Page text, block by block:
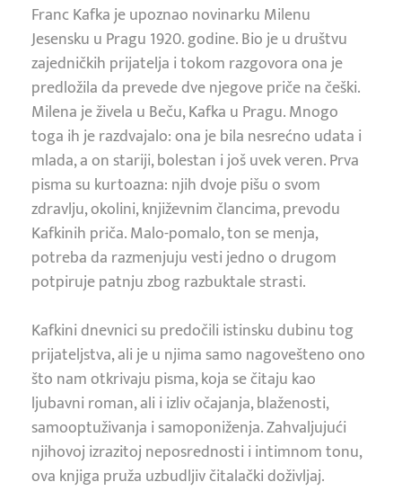
Franc Kafka je upoznao novinarku Milenu
Jesensku u Pragu 1920. godine. Bio je u društvu
zajedničkih prijatelja i tokom razgovora ona je
predložila da prevede dve njegove priče na češki.
Milena je živela u Beču, Kafka u Pragu. Mnogo
toga ih je razdvajalo: ona je bila nesrećno udata i
mlada, a on stariji, bolestan i još uvek veren. Prva
pisma su kurtoazna: njih dvoje pišu o svom
zdravlju, okolini, književnim člancima, prevodu
Kafkinih priča. Malo-pomalo, ton se menja,
potreba da razmenjuju vesti jedno o drugom
potpiruje patnju zbog razbuktale strasti.
Kafkini dnevnici su predočili istinsku dubinu tog
prijateljstva, ali je u njima samo nagovešteno ono
što nam otkrivaju pisma, koja se čitaju kao
ljubavni roman, ali i izliv očajanja, blaženosti,
samooptuživanja i samoponiženja. Zahvaljujući
njihovoj izrazitoj neposrednosti i intimnom tonu,
ova knjiga pruža uzbudljiv čitalački doživljaj.